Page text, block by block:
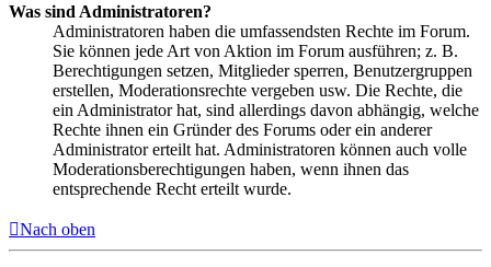
Was sind Administratoren?
Administratoren haben die umfassendsten Rechte im Forum.
Sie können jede Art von Aktion im Forum ausführen; z. B.
Berechtigungen setzen, Mitglieder sperren, Benutzergruppen
erstellen, Moderationsrechte vergeben usw. Die Rechte, die
ein Administrator hat, sind allerdings davon abhängig, welche
Rechte ihnen ein Gründer des Forums oder ein anderer
Administrator erteilt hat. Administratoren können auch volle
Moderationsberechtigungen haben, wenn ihnen das
entsprechende Recht erteilt wurde.
Nach oben